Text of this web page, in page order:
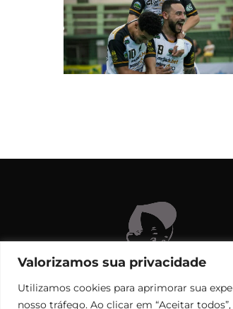
Valorizamos sua privacidade
Utilizamos cookies para aprimorar sua
nosso tráfego. Ao clicar em “Aceitar